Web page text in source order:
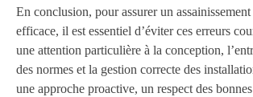
En conclusion, pour assurer un
efficace, il est essentiel d’éviter ces erreurs
une attention particulière à la conception,
des normes et la gestion correcte des
une approche proactive, un respect des